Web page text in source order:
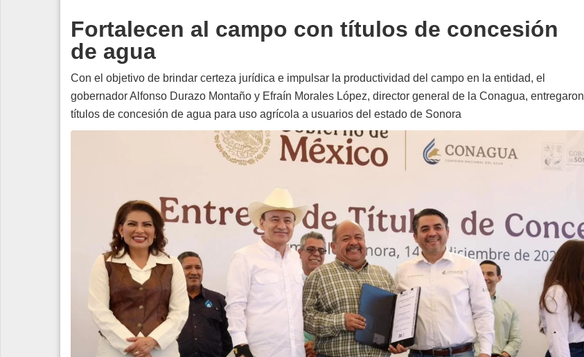
Edición Impresa
Fortalecen al campo con títulos de concesión
de agua
Con el objetivo de brindar certeza jurídica e impulsar la productividad del campo en la entidad, el
gobernador Alfonso Durazo Montaño y Efraín Morales López, director general de la Conagua, entregaron
títulos de concesión de agua para uso agrícola a usuarios del estado de Sonora